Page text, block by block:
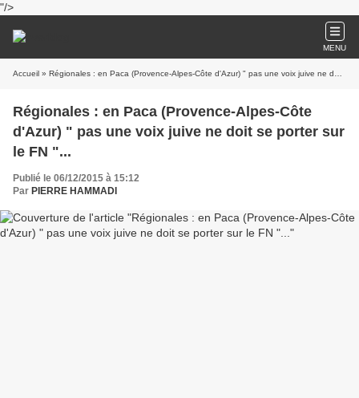
"/>
MENU
Accueil » Régionales : en Paca (Provence-Alpes-Côte d'Azur) " pas une voix juive ne doit se porter sur le FN "...
Régionales : en Paca (Provence-Alpes-Côte
d'Azur) " pas une voix juive ne doit se porter sur
le FN "...
Publié le 06/12/2015 à 15:12
Par PIERRE HAMMADI